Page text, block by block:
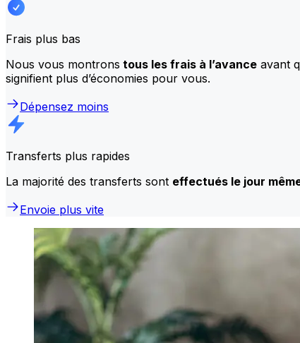
Frais plus bas
Nous vous montrons tous les frais à l’avance avant
signifient plus d’économies pour vous.
Dépensez moins
Transferts plus rapides
La majorité des transferts sont effectués le jour
Envoie plus vite